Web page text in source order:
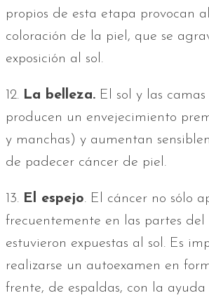
propios de esta etapa provocan
coloración de la piel, que se
exposición al sol.
12. La belleza. El sol y las camas
producen un envejecimiento
y manchas) y aumentan
de padecer cáncer de piel.
13. El espejo. El cáncer no sólo
frecuentemente en las partes del
estuvieron expuestas al sol. Es
realizarse un autoexamen en
frente, de espaldas, con la ayuda